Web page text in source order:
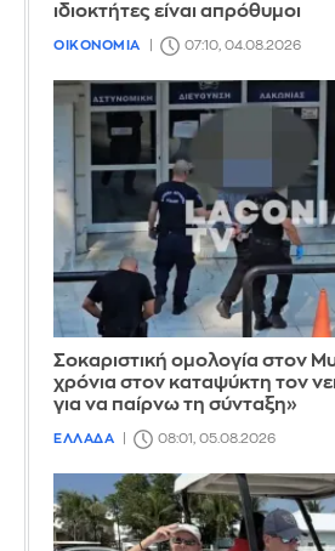
ιδιοκτήτες είναι απρόθυμοι
ΟΙΚΟΝΟΜΙΑ 07:10, 04.08.2026
Σοκαριστική ομολογία στον
χρόνια στον καταψύκτη τον
για να παίρνω τη σύνταξη»
ΕΛΛΑΔΑ 08:01, 05.08.2026